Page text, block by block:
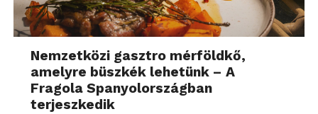
Nemzetközi gasztro mérföldkő,
amelyre büszkék lehetünk – A
Fragola Spanyolországban
terjeszkedik